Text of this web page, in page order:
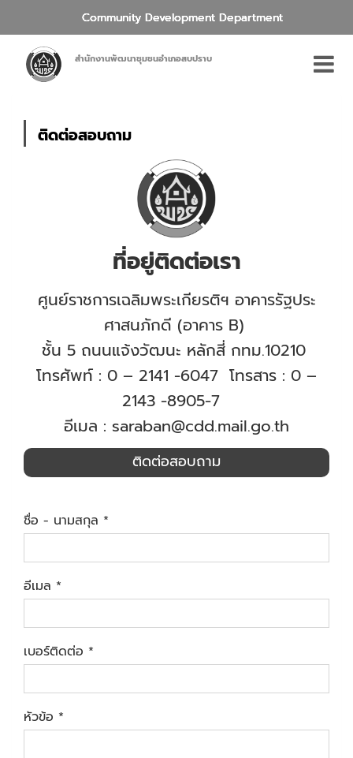
Community Development Department
สำนักงานพัฒนาชุมชนอำเภอสบปราบ
ติดต่อสอบถาม
ที่อยู่ติดต่อเรา
ศูนย์ราชการเฉลิมพระเกียรติฯ อาคารรัฐประ
ศาสนภักดี (อาคาร B)
ชั้น 5 ถนนแจ้งวัฒนะ หลักสี่ กทม.10210
โทรศัพท์ : 0 – 2141 -6047 โทรสาร : 0 –
2143 -8905-7
อีเมล : saraban@cdd.mail.go.th
ติดต่อสอบถาม
ชื่อ - นามสกุล
อีเมล
เบอร์ติดต่อ
หัวข้อ